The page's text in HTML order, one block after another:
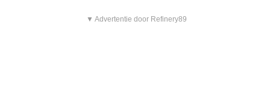
▼ Advertentie door Refinery89